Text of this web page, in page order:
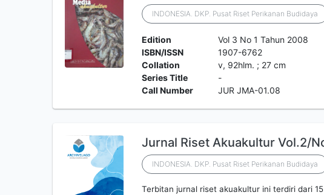
INDONESIA. DKP. Pusat Riset Perikanan Budidaya
Edition
Vol 3 No 1 Tahun 2008
ISBN/ISSN
1907-6762
Collation
v, 92hlm. ; 27 cm
Series Title
-
Call Number
JUR JMA-01.08
Jurnal Riset Akuakultur Vol.2/
INDONESIA. DKP. Pusat Riset Perikanan Budidaya
Terbitan jurnal riset akuakultur ini terdiri dari